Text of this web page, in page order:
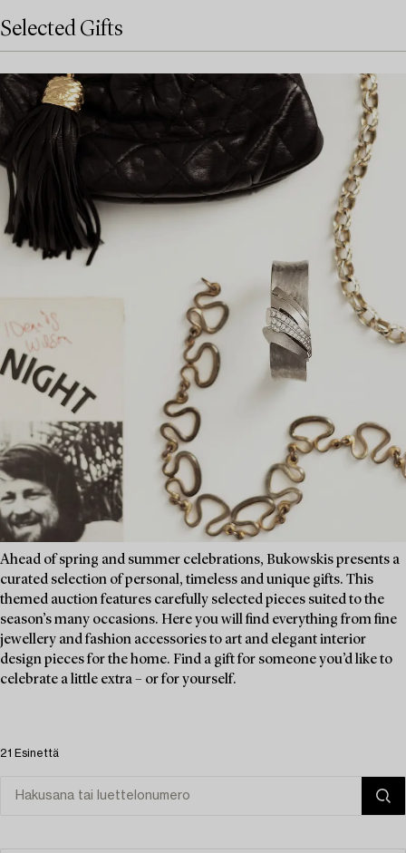
Selected Gifts
Ahead of spring and summer celebrations, Bukowskis presents a
curated selection of personal, timeless and unique gifts. This
themed auction features carefully selected pieces suited to the
season’s many occasions. Here you will find everything from fine
jewellery and fashion accessories to art and elegant interior
design pieces for the home. Find a gift for someone you’d like to
celebrate a little extra – or for yourself.
21 Esinettä